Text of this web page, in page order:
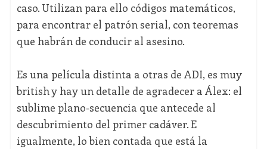
caso. Utilizan para ello códigos matemáticos,
para encontrar el patrón serial, con teoremas
que habrán de conducir al asesino.
Es una película distinta a otras de ADI, es muy
british y hay un detalle de agradecer a Álex: el
sublime plano-secuencia que antecede al
descubrimiento del primer cadáver. E
igualmente, lo bien contada que está la